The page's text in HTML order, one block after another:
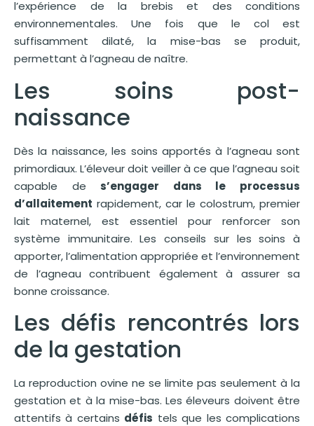
l’expérience de la brebis et des conditions
environnementales. Une fois que le col est
suffisamment dilaté, la mise-bas se produit,
permettant à l’agneau de naître.
Les soins post-
naissance
Dès la naissance, les soins apportés à l’agneau sont
primordiaux. L’éleveur doit veiller à ce que l’agneau soit
capable des’engager dans le processus
d’allaitement rapidement, car le colostrum, premier
lait maternel, est essentiel pour renforcer son
système immunitaire. Les conseils sur les soins à
apporter, l’alimentation appropriée et l’environnement
de l’agneau contribuent également à assurer sa
bonne croissance.
Les défis rencontrés lors
de la gestation
La reproduction ovine ne se limite pas seulement à la
gestation et à la mise-bas. Les éleveurs doivent être
attentifs à certains défis tels que les complications